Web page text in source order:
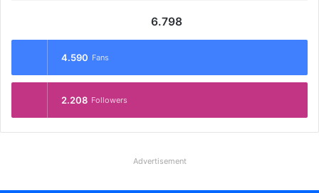
6.798
4.590 Fans
2.208 Followers
Advertisement